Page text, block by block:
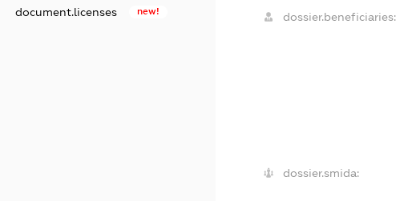
document.licenses new! dossier.beneficiaries:
dossier.smida: